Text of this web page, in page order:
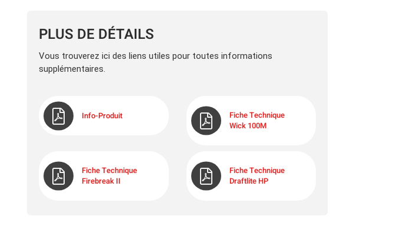
PLUS DE DÉTAILS
Vous trouverez ici des liens utiles pour toutes informations
supplémentaires.
Info-Produit
Fiche Technique
Wick 100M
Fiche Technique
Firebreak II
Fiche Technique
Draftlite HP